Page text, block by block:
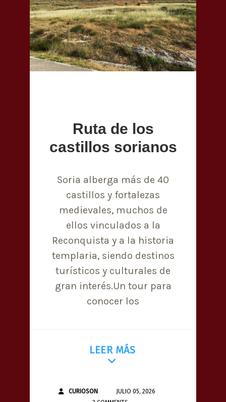
Ruta de los
castillos sorianos
Soria alberga más de 40
castillos y fortalezas
medievales, muchos de
ellos vinculados a la
Reconquista y a la historia
templaria, siendo destinos
turísticos y culturales de
gran interés.Un tour para
conocer los
LEER MÁS
CURIOSON
JULIO 05, 2026